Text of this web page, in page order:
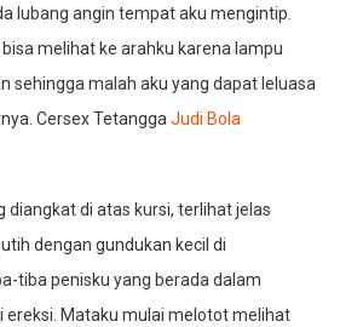
lubang angin tempat aku mengintip.
melihat ke arahku karena lampu
sehingga malah aku yang dapat leluasa
Cersex Tetangga Judi Bola
diangkat di atas kursi, terlihat jelas
dengan gundukan kecil di
tiba penisku yang berada dalam
ereksi. Mataku mulai melotot melihat